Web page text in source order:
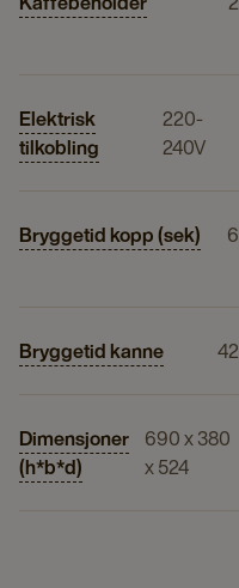
Elektrisk
tilkobling
220-
240V
Bryggetid kopp (sek) 6
Bryggetid kanne 42
Dimensjoner
(h*b*d)
690 x 380
x 524